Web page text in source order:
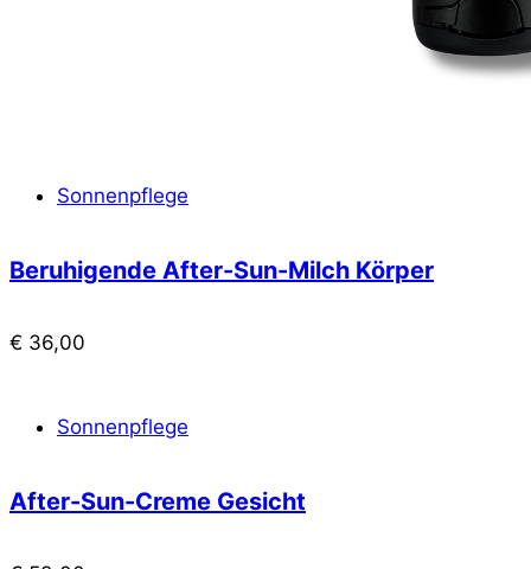
Sonnenpflege
Beruhigende After-Sun-Milch Körper
€ 36,00
Sonnenpflege
After-Sun-Creme Gesicht